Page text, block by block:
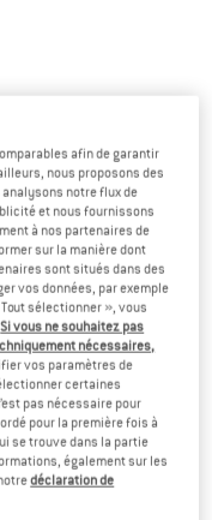
de livraison. Ouvre une
dans une boîte
afin de garantir
nous proposons des
notre flux de
et nous fournissons
à nos partenaires de
sur la manière dont
sont situés dans des
vos données, par exemple
sélectionner », vous
Si vous ne souhaitez pas
nécessaires,
vos paramètres de
certaines
pas nécessaire pour
pour la première fois à
se trouve dans la partie
également sur les
déclaration de